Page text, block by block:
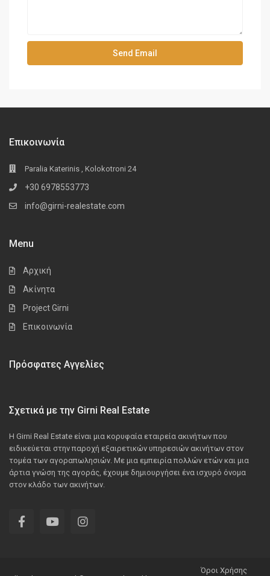
Επικοινωνία
Paralia Katerinis , Kolokotroni 24
+30 6978553773
info@girni-realestate.com
Menu
Αρχική
Ακίνητα
Project Girni
Επικοινωνία
Πρόσφατες Αγγελίες
Σχετικά με την Girni Real Estate
Η Girni Real Estate είναι μια κορυφαία εταιρεία ακινήτων που
ειδικεύεται στην παροχή εξαιρετικών υπηρεσιών ακινήτων στον
τομέα των αγοραπωλησιών. Με μια εμπειρία πολλών ετών και μια
άρτια γνώση της αγοράς, έχουμε δημιουργήσει ένα ισχυρό όνομα
στον κλάδο των ακινήτων.
Όροι Χρήσης